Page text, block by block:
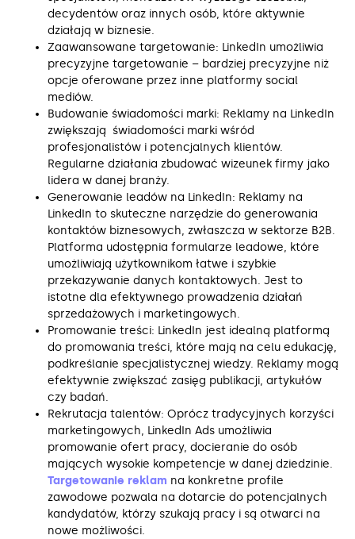
decydentów oraz innych osób, które aktywnie
działają w biznesie.
Zaawansowane targetowanie: LinkedIn umożliwia
precyzyjne targetowanie – bardziej precyzyjne niż
opcje oferowane przez inne platformy social
mediów.
Budowanie świadomości marki: Reklamy na LinkedIn
zwiększają świadomości marki wśród
profesjonalistów i potencjalnych klientów.
Regularne działania zbudować wizeunek firmy jako
lidera w danej branży.
Generowanie leadów na LinkedIn: Reklamy na
LinkedIn to skuteczne narzędzie do generowania
kontaktów biznesowych, zwłaszcza w sektorze B2B.
Platforma udostępnia formularze leadowe, które
umożliwiają użytkownikom łatwe i szybkie
przekazywanie danych kontaktowych. Jest to
istotne dla efektywnego prowadzenia działań
sprzedażowych i marketingowych.
Promowanie treści: LinkedIn jest idealną platformą
do promowania treści, które mają na celu edukację,
podkreślanie specjalistycznej wiedzy. Reklamy mogą
efektywnie zwiększać zasięg publikacji, artykułów
czy badań.
Rekrutacja talentów: Oprócz tradycyjnych korzyści
marketingowych, LinkedIn Ads umożliwia
promowanie ofert pracy, docieranie do osób
mających wysokie kompetencje w danej dziedzinie.
Targetowanie reklam na konkretne profile
zawodowe pozwala na dotarcie do potencjalnych
kandydatów, którzy szukają pracy i są otwarci na
nowe możliwości.